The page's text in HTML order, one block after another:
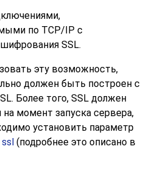
по TCP/IP с
SSL.
эту возможность,
должен быть построен с
. Более того, SSL должен
момент запуска сервера,
установить параметр
ssl (подробнее это описано в